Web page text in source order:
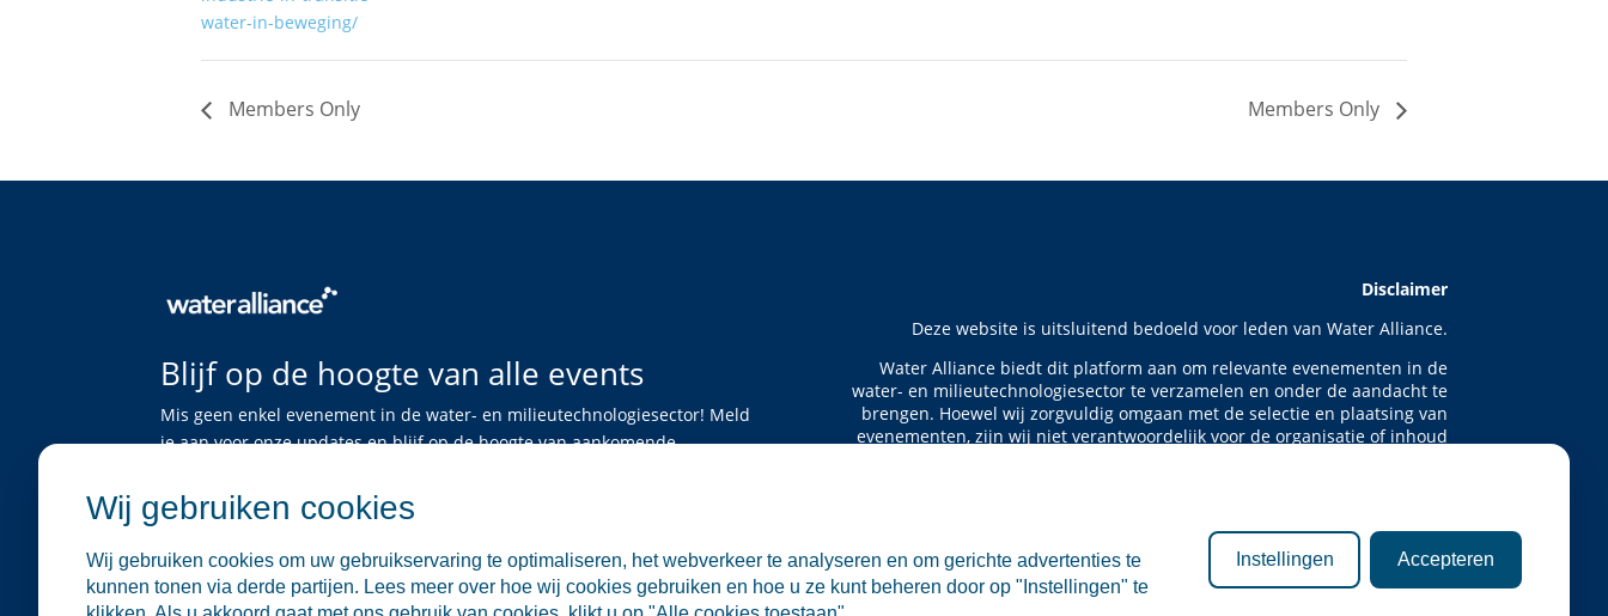
water-in-beweging/
Members Only Members Only
Blijf op de hoogte van alle events
Mis geen enkel evenement in de water- en milieutechnologiesector! Meld
je aan voor onze updates en blijf op de hoogte van aankomende
Disclaimer
Deze website is uitsluitend bedoeld voor leden van Water Alliance.
Water Alliance biedt dit platform aan om relevante evenementen in de
water- en milieutechnologiesector te verzamelen en onder de aandacht te
brengen. Hoewel wij zorgvuldig omgaan met de selectie en plaatsing van
evenementen, zijn wij niet verantwoordelijk voor de organisatie of inhoud
aan de vermelde evenementen. Water Alliance aanvaardt geen enkele
aansprakelijkheid voor directe of indirecte schade die voortvloeit uit het
gebruik van deze informatie.
Wij gebruiken cookies
Wij gebruiken cookies om uw gebruikservaring te optimaliseren, het webverkeer te analyseren en om gerichte advertenties te
kunnen tonen via derde partijen. Lees meer over hoe wij cookies gebruiken en hoe u ze kunt beheren door op "Instellingen" te
Instellingen Accepteren